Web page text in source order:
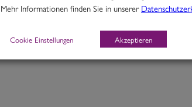
Portion 12,30
Mehr Informationen finden Sie in unserer
Cookie Einstellungen Akzeptieren